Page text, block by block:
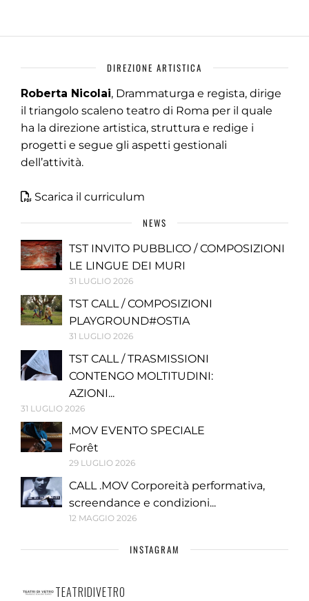
DIREZIONE ARTISTICA
Roberta Nicolai, Drammaturga e regista, dirige
il triangolo scaleno teatro di Roma per il quale
ha la direzione artistica, struttura e redige i
progetti e segue gli aspetti gestionali
dell’attività.
Scarica il curriculum
NEWS
TST INVITO PUBBLICO / COMPOSIZIONI
LE LINGUE DEI MURI
31 LUGLIO 2026
TST CALL / COMPOSIZIONI
PLAYGROUND#OSTIA
31 LUGLIO 2026
TST CALL / TRASMISSIONI
CONTENGO MOLTITUDINI:
AZIONI...
31 LUGLIO 2026
.MOV EVENTO SPECIALE
Forêt
29 LUGLIO 2026
CALL .MOV Corporeità performativa,
screendance e condizioni...
12 MAGGIO 2026
INSTAGRAM
TEATRIDIVETRO